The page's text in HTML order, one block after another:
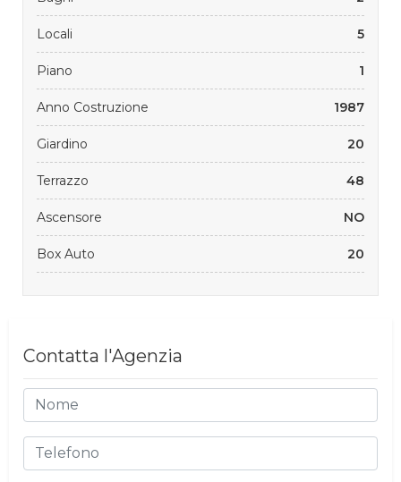
Locali 5
Piano 1
Anno Costruzione 1987
Giardino 20
Terrazzo 48
Ascensore NO
Box Auto 20
Contatta l'Agenzia